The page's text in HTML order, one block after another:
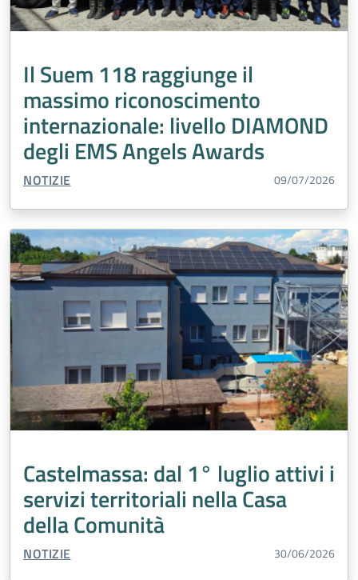
Il Suem 118 raggiunge il
massimo riconoscimento
internazionale: livello DIAMOND
degli EMS Angels Awards
TIPO CONTENUTO:
NOTIZIE 09/07/2026
Castelmassa: dal 1° luglio attivi i
servizi territoriali nella Casa
della Comunità
TIPO CONTENUTO:
NOTIZIE 30/06/2026